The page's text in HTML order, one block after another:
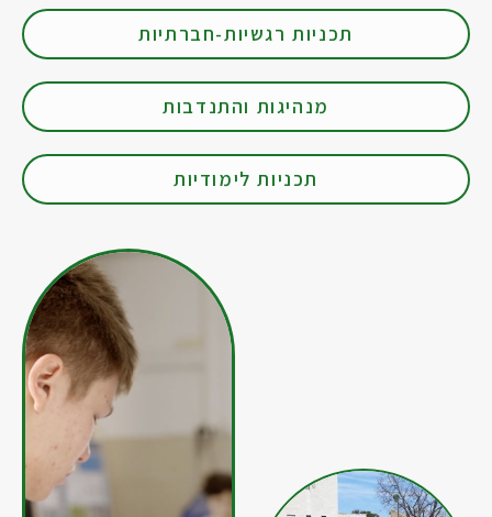
תכניות רגשיות-חברתיות
מנהיגות והתנדבות
תכניות לימודיות